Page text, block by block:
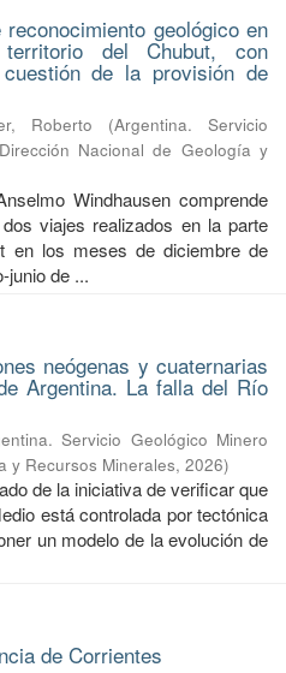
geológico en
del Chubut, con
de la provisión de
Roberto (Argentina. Servicio
Nacional de Geología y
Windhausen comprende
viajes realizados en la parte
en los meses de diciembre de
junio de ...
neógenas y cuaternarias
Argentina. La falla del Río
Servicio Geológico Minero
y Recursos Minerales, 2026)
de la iniciativa de verificar que
está controlada por tectónica
un modelo de la evolución de
de Corrientes